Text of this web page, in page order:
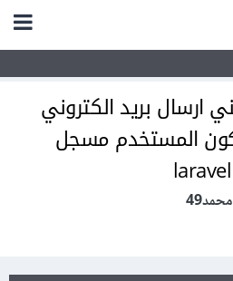
ارسال بريد الكتروني
المستخدم مسجل